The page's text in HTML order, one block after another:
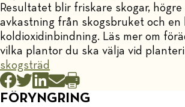
Resultatet blir friskare skogar, högre
avkastning från skogsbruket och en
koldioxidinbindning. Läs mer om
vilka plantor du ska välja vid
skogsträd
FÖRYNGRING